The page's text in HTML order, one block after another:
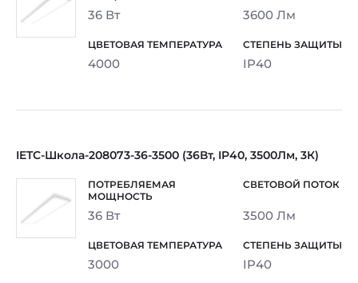
36 Вт 3600 Лм
4000 IP40
IETC-Школа-208073-36-3500 (36Вт, IP40, 3500Лм, 3К)
36 Вт 3500 Лм
3000 IP40